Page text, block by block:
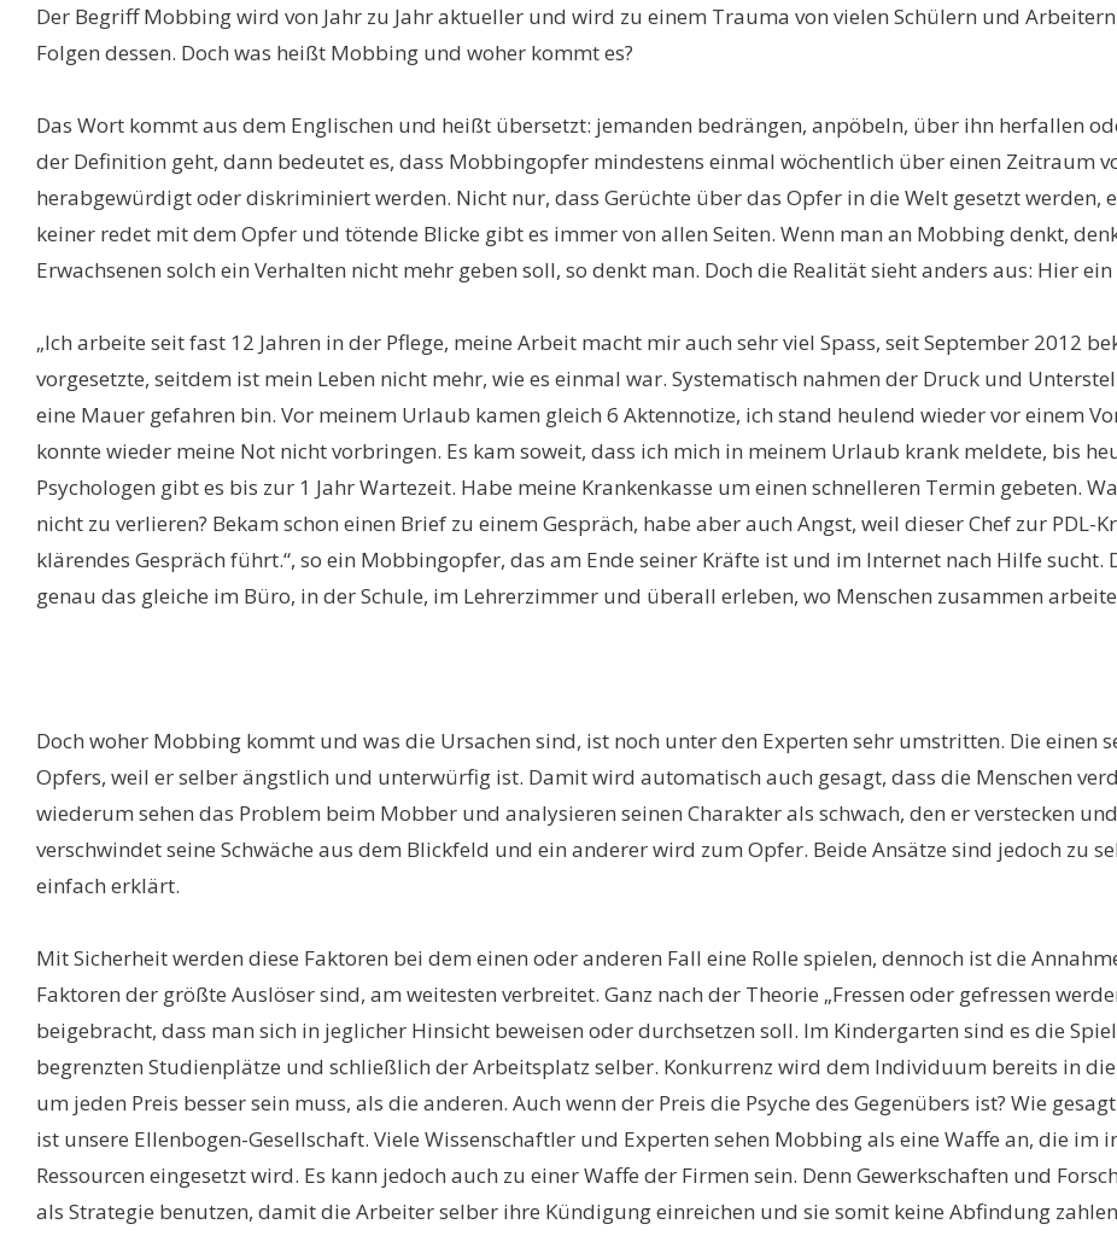
Der Begriff Mobbing wird von Jahr zu Jahr aktueller und wird zu einem Trauma von vielen Schülern und
Folgen dessen. Doch was heißt Mobbing und woher kommt es?
Das Wort kommt aus dem Englischen und heißt übersetzt: jemanden bedrängen, anpöbeln, über ihn herfallen
der Definition geht, dann bedeutet es, dass Mobbingopfer mindestens einmal wöchentlich über einen Zeitraum
herabgewürdigt oder diskriminiert werden. Nicht nur, dass Gerüchte über das Opfer in die Welt gesetzt werden,
keiner redet mit dem Opfer und tötende Blicke gibt es immer von allen Seiten. Wenn man an Mobbing denkt,
Erwachsenen solch ein Verhalten nicht mehr geben soll, so denkt man. Doch die Realität sieht anders aus: Hier
„Ich arbeite seit fast 12 Jahren in der Pflege, meine Arbeit macht mir auch sehr viel Spass, seit September 2012
vorgesetzte, seitdem ist mein Leben nicht mehr, wie es einmal war. Systematisch nahmen der Druck und
eine Mauer gefahren bin. Vor meinem Urlaub kamen gleich 6 Aktennotize, ich stand heulend wieder vor einem
konnte wieder meine Not nicht vorbringen. Es kam soweit, dass ich mich in meinem Urlaub krank meldete, bis
Psychologen gibt es bis zur 1 Jahr Wartezeit. Habe meine Krankenkasse um einen schnelleren Termin gebeten.
nicht zu verlieren? Bekam schon einen Brief zu einem Gespräch, habe aber auch Angst, weil dieser Chef zur
klärendes Gespräch führt.“, so ein Mobbingopfer, das am Ende seiner Kräfte ist und im Internet nach Hilfe
genau das gleiche im Büro, in der Schule, im Lehrerzimmer und überall erleben, wo Menschen zusammen
Doch woher Mobbing kommt und was die Ursachen sind, ist noch unter den Experten sehr umstritten. Die einen
Opfers, weil er selber ängstlich und unterwürfig ist. Damit wird automatisch auch gesagt, dass die Menschen
wiederum sehen das Problem beim Mobber und analysieren seinen Charakter als schwach, den er verstecken
verschwindet seine Schwäche aus dem Blickfeld und ein anderer wird zum Opfer. Beide Ansätze sind jedoch zu
einfach erklärt.
Mit Sicherheit werden diese Faktoren bei dem einen oder anderen Fall eine Rolle spielen, dennoch ist die
Faktoren der größte Auslöser sind, am weitesten verbreitet. Ganz nach der Theorie „Fressen oder gefressen
beigebracht, dass man sich in jeglicher Hinsicht beweisen oder durchsetzen soll. Im Kindergarten sind es die
begrenzten Studienplätze und schließlich der Arbeitsplatz selber. Konkurrenz wird dem Individuum bereits in
um jeden Preis besser sein muss, als die anderen. Auch wenn der Preis die Psyche des Gegenübers ist? Wie
ist unsere Ellenbogen-Gesellschaft. Viele Wissenschaftler und Experten sehen Mobbing als eine Waffe an, die
Ressourcen eingesetzt wird. Es kann jedoch auch zu einer Waffe der Firmen sein. Denn Gewerkschaften und
als Strategie benutzen, damit die Arbeiter selber ihre Kündigung einreichen und sie somit keine Abfindung